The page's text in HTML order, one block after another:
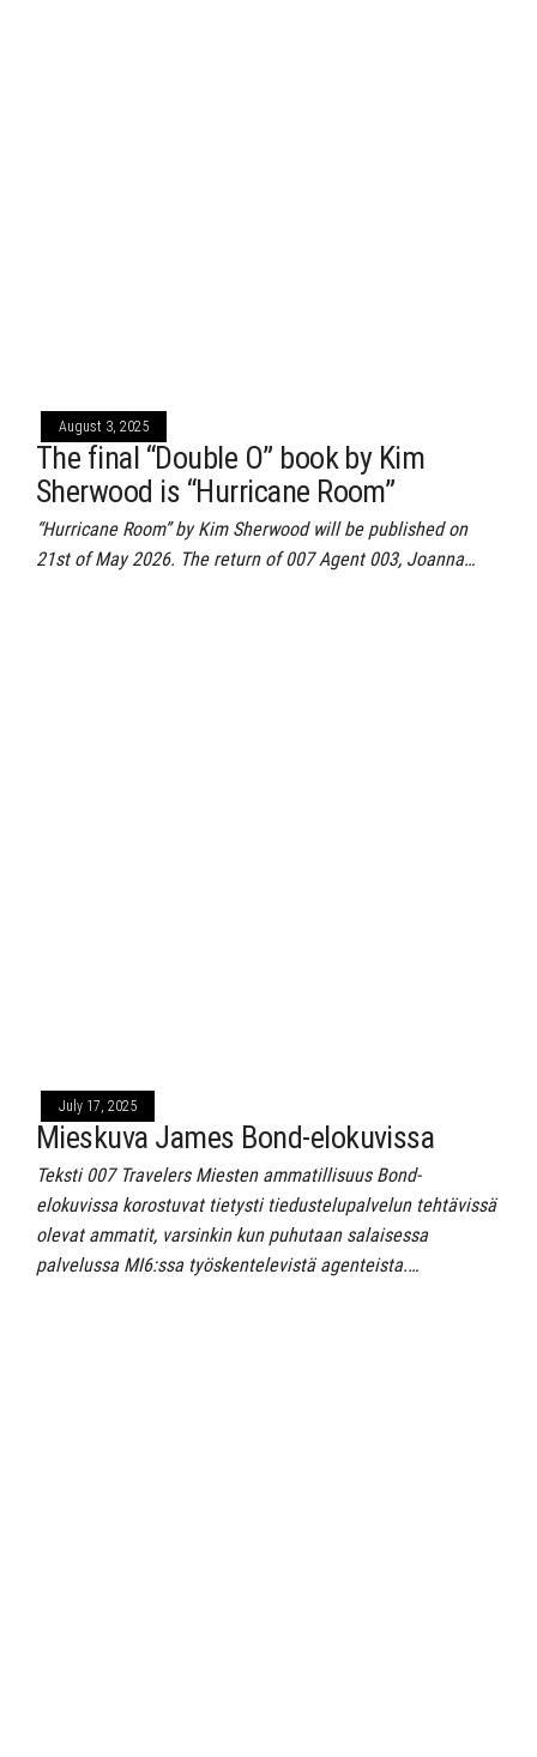
August 3, 2025
The final “Double O” book by Kim
Sherwood is “Hurricane Room”
“Hurricane Room” by Kim Sherwood will be published on
21st of May 2026. The return of 007 Agent 003, Joanna…
July 17, 2025
Mieskuva James Bond-elokuvissa
Teksti 007 Travelers Miesten ammatillisuus Bond-
elokuvissa korostuvat tietysti tiedustelupalvelun tehtävissä
olevat ammatit, varsinkin kun puhutaan salaisessa
palvelussa MI6:ssa työskentelevistä agenteista.…